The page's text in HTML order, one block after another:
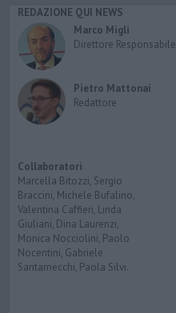
REDAZIONE QUI NEWS
Marco Migli
Direttore Responsabile
Pietro Mattonai
Redattore
Collaboratori
Marcella Bitozzi, Sergio
Braccini, Michele Bufalino,
Valentina Caffieri, Linda
Giuliani, Dina Laurenzi,
Monica Nocciolini, Paolo
Nocentini, Gabriele
Santarnecchi, Paola Silvi.